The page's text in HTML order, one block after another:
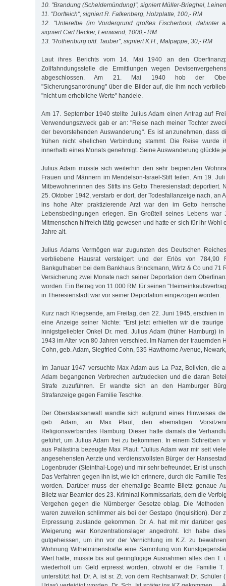
10. "Brandung (Scheldemündung)", signiert Müller-Brieghel,
11. "Dorfteich", signiert R. Falkenberg, Holzplatte, 100,- RM
12. "Unterelbe (im Vordergrund großes Fischerboot, dahinter
signiert Carl Becker, Leinwand, 1000,- RM
13. "Rothenburg o/d. Tauber", signiert K.H., Malpappe, 30,- RM
Laut ihres Berichts vom 14. Mai 1940 an den
Zollfahndungsstelle die Ermittlungen wegen
abgeschlossen. Am 21. Mai 1940 hob der
"Sicherungsanordnung" über die Bilder auf, die ihm noch
"nicht um erhebliche Werte" handele.
Am 17. September 1940 stellte Julius Adam einen Antrag auf
Verwendungszweck gab er an: "Reise nach meiner Tochter
der bevorstehenden Auswanderung". Es ist anzunehmen, dass
frühen nicht ehelichen Verbindung stammt. Die Reise wurde
innerhalb eines Monats genehmigt. Seine Auswanderung glückte
Julius Adam musste sich weiterhin den sehr begrenzten
Frauen und Männern im Mendelson-Israel-Stift teilen. Am 19.
Mitbewohnerinnen des Stifts ins Getto Theresienstadt deportiert.
25. Oktober 1942, verstarb er dort, der Todesfallanzeige nach, an
ins hohe Alter praktizierende Arzt war den im Getto
Lebensbedingungen erlegen. Ein Großteil seines Lebens war
Mitmenschen hilfreich tätig gewesen und hatte er sich für ihr Wohl
Jahre alt.
Julius Adams Vermögen war zugunsten des Deutschen
verbliebene Hausrat versteigert und der Erlös von 784,90
Bankguthaben bei dem Bankhaus Brinckmann, Wirtz & Co und 71
Versicherung zwei Monate nach seiner Deportation dem
worden. Ein Betrag von 11.000 RM für seinen
in Theresienstadt war vor seiner Deportation eingezogen worden.
Kurz nach Kriegsende, am Freitag, den 22. Juni 1945, erschien in
eine Anzeige seiner Nichte: "Erst jetzt erhielten wir die traurige
innigstgeliebter Onkel Dr. med. Julius Adam (früher Hamburg) in
1943 im Alter von 80 Jahren verschied. Im Namen der trauernden
Cohn, geb. Adam, Siegfried Cohn, 535 Hawthorne Avenue,
Im Januar 1947 versuchte Max Adam aus La Paz, Bolivien, die
Adam begangenen Verbrechen aufzudecken und die daran
Strafe zuzuführen. Er wandte sich an den Hamburger
Strafanzeige gegen Familie Teschke.
Der Oberstaatsanwalt wandte sich aufgrund eines Hinweises
geb. Adam, an Max Plaut, den ehemaligen
Religionsverbandes Hamburg. Dieser hatte damals die
geführt, um Julius Adam frei zu bekommen. In einem Schreiben
aus Palästina bezeugte Max Plaut: "Julius Adam war mir seit
angesehensten Aerzte und verdienstvollsten Bürger der
Logenbruder (Steinthal-Loge) und mir sehr befreundet. Er ist
Das Verfahren gegen ihn ist, wie ich erinnere, durch die Familie
worden. Darüber muss der ehemalige Beamte Blietz genaue
Blietz war Beamter des 23. Kriminal Kommissariats, dem die
Vergehen gegen die Nürnberger Gesetze oblag. Die Methoden
waren zuweilen schlimmer als bei der Gestapo (Inquisition). Der
Erpressung zustande gekommen. Dr. A. hat mit mir darüber
Weigerung war Konzentrationslager angedroht. Ich habe
gutgeheissen, um ihn vor der Vernichtung im K.Z. zu
Wohnung Wilhelminenstraße eine Sammlung von
Wert hatte, musste bis auf geringfügige Ausnahmen alles den T.
wiederholt um Geld erpresst worden, obwohl er die Familie
unterstützt hat. Dr. A. ist sr. Zt. von dem Rechtsanwalt Dr. Schüler